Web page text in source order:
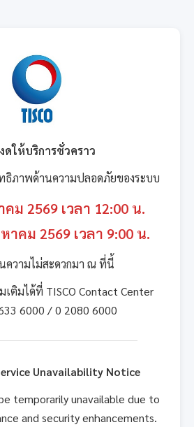
ดให้บริการชั่วคราว
ธิภาพด้านความปลอดภัยของระบบ
ม 2569 เวลา 12:00 น.
าคม 2569 เวลา 9:00 น.
ความไม่สะดวกมา ณ ที่นี้
ติมได้ที่ TISCO Contact Center
6000 / 0 2080 6000
Unavailability Notice
temporarily unavailable due to
and security enhancements.